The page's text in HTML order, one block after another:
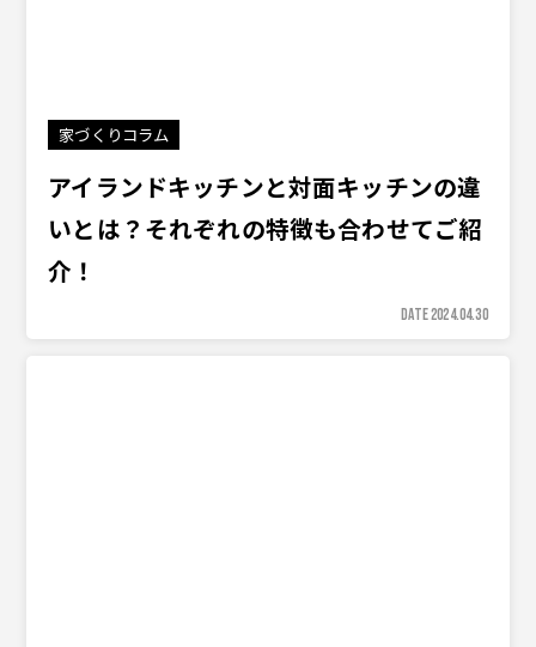
家づくりコラム
アイランドキッチンと対面キッチンの違
いとは？それぞれの特徴も合わせてご紹
介！
DATE 2024.04.30